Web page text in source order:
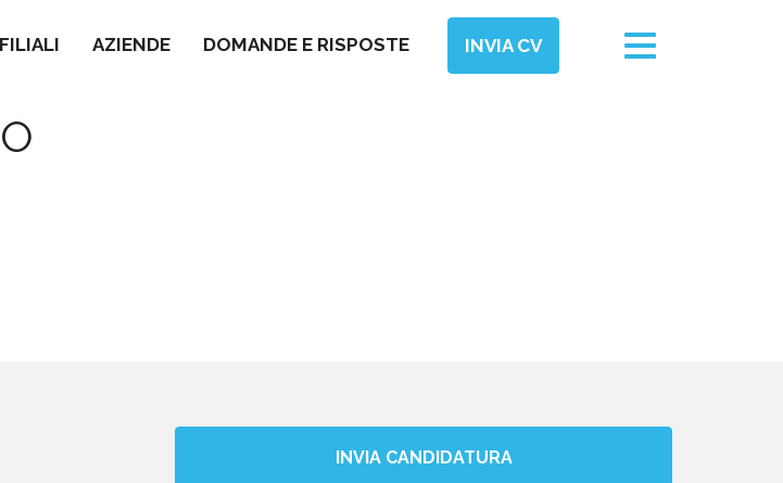
FILIALI AZIENDE DOMANDE E RISPOSTE INVIA CV
Toggle
navigation
INVIA CANDIDATURA